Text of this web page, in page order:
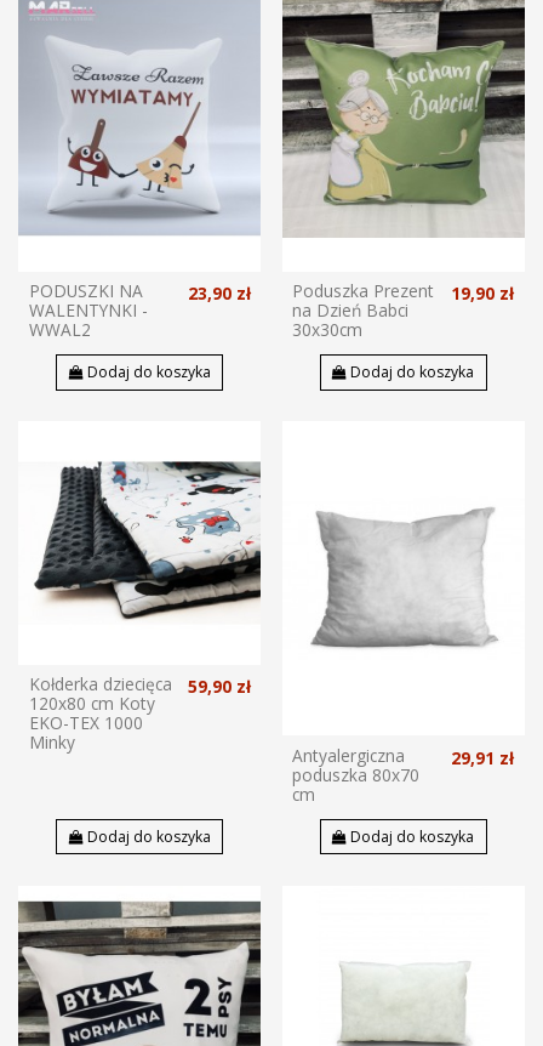
PODUSZKI NA
WALENTYNKI -
WWAL2
23,90 zł
Dodaj do koszyka
Poduszka Prezent
na Dzień Babci
30x30cm
19,90 zł
Dodaj do koszyka
Kołderka dziecięca
120x80 cm Koty
EKO-TEX 1000
Minky
59,90 zł
Dodaj do koszyka
Antyalergiczna
poduszka 80x70
cm
29,91 zł
Dodaj do koszyka